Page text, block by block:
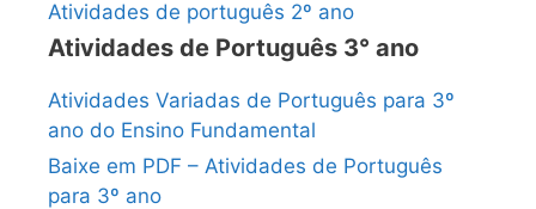
Atividades de português 2º ano
Atividades de Português 3° ano
Atividades Variadas de Português para 3º
ano do Ensino Fundamental
Baixe em PDF – Atividades de Português
para 3º ano